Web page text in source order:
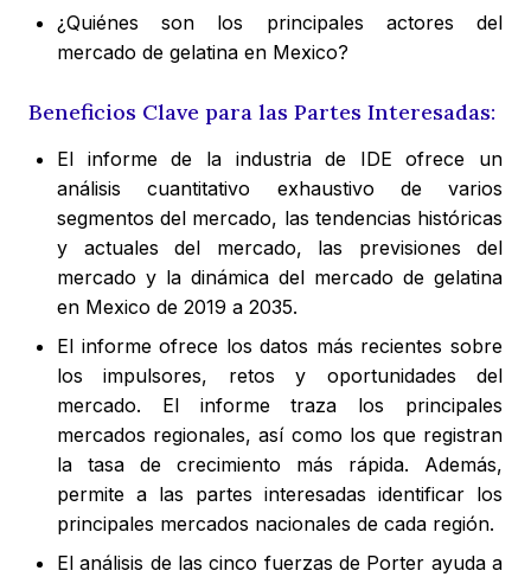
¿Quiénes son los principales actores del
mercado de gelatina en Mexico?
Beneficios Clave para las Partes Interesadas:
El informe de la industria de IDE ofrece un
análisis cuantitativo exhaustivo de varios
segmentos del mercado, las tendencias históricas
y actuales del mercado, las previsiones del
mercado y la dinámica del mercado de gelatina
en Mexico de 2019 a 2035.
El informe ofrece los datos más recientes sobre
los impulsores, retos y oportunidades del
mercado. El informe traza los principales
mercados regionales, así como los que registran
la tasa de crecimiento más rápida. Además,
permite a las partes interesadas identificar los
principales mercados nacionales de cada región.
El análisis de las cinco fuerzas de Porter ayuda a